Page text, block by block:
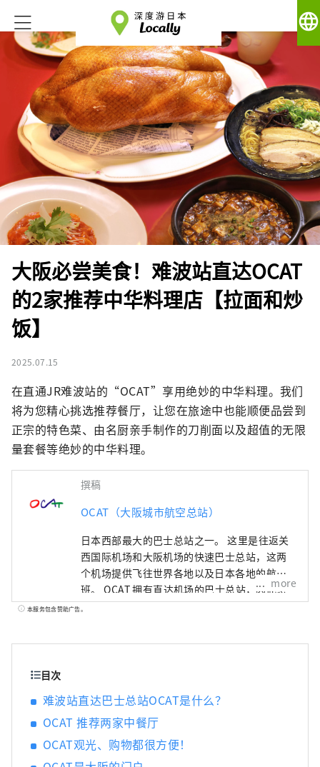
language
大阪必尝美食！难波站直达OCAT
的2家推荐中华料理店【拉面和炒
饭】
2025.07.15
在直通JR难波站的“OCAT”享用绝妙的中华料理。我们
将为您精心挑选推荐餐厅，让您在旅途中也能顺便品尝到
正宗的特色菜、由名厨亲手制作的刀削面以及超值的无限
量套餐等绝妙的中华料理。
撰稿
OCAT（大阪城市航空总站）
日本西部最大的巴士总站之一。 这里是往返关
西国际机场和大阪机场的快速巴士总站，这两
个机场提供飞往世界各地以及日本各地的航
班。 OCAT 拥有直达机场的巴士总站，因此您
可以品尝到来自世界各地的美食。 这里有很多
各个年龄段人们休闲放松的理想场所。
more
本服务包含赞助广告。
目次
难波站直达巴士总站OCAT是什么？
OCAT 推荐两家中餐厅
OCAT观光、购物都很方便！